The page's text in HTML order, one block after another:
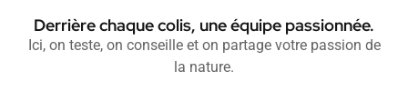
Derrière chaque colis, une équipe passionnée.
Ici, on teste, on conseille et on partage votre passion de
la nature.